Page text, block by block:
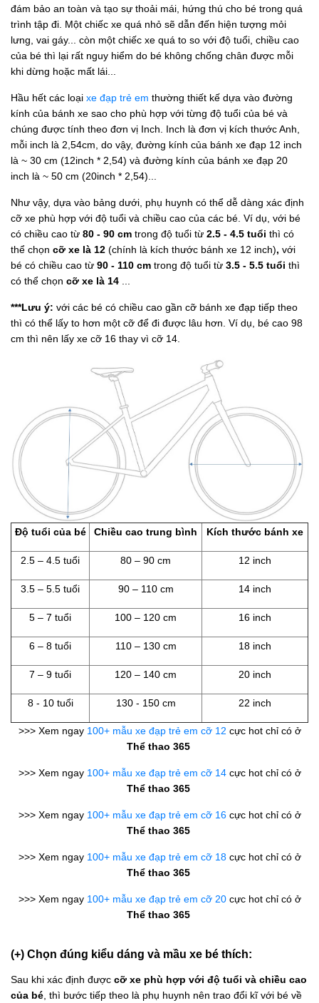
đám bảo an toàn và tạo sự thoải mái, hứng thú cho bé trong quá
trình tập đi. Một chiếc xe quá nhỏ sẽ dẫn đến hiện tượng mỏi
lưng, vai gáy... còn một chiếc xe quá to so với độ tuổi, chiều cao
của bé thì lại rất nguy hiểm do bé không chống chân được mỗi
khi dừng hoặc mất lái...
Hầu hết các loại xe đạp trẻ em thường thiết kế dựa vào đường
kính của bánh xe sao cho phù hợp với từng độ tuổi của bé và
chúng được tính theo đơn vị Inch. Inch là đơn vị kích thước Anh,
mỗi inch là 2,54cm, do vậy, đường kính của bánh xe đạp 12 inch
là ~ 30 cm (12inch * 2,54) và đường kính của bánh xe đạp 20
inch là ~ 50 cm (20inch * 2,54)...
Như vậy, dựa vào bảng dưới, phụ huynh có thể dễ dàng xác định
cỡ xe phù hợp với độ tuổi và chiều cao của các bé. Ví dụ, với bé
có chiều cao từ 80 - 90 cm trong độ tuổi từ 2.5 - 4.5 tuổi thì có
thể chọn cỡ xe là 12 (chính là kích thước bánh xe 12 inch), với
bé có chiều cao từ 90 - 110 cm trong độ tuổi từ 3.5 - 5.5 tuổi thì
có thể chọn cỡ xe là 14 ...
***Lưu ý: với các bé có chiều cao gần cỡ bánh xe đạp tiếp theo
thì có thể lấy to hơn một cỡ để đi được lâu hơn. Ví dụ, bé cao 98
cm thì nên lấy xe cỡ 16 thay vì cỡ 14.
Độ tuổi của bé Chiều cao trung bình Kích thước bánh xe
2.5 – 4.5 tuổi 80 – 90 cm 12 inch
3.5 – 5.5 tuổi 90 – 110 cm 14 inch
5 – 7 tuổi 100 – 120 cm 16 inch
6 – 8 tuổi 110 – 130 cm 18 inch
7 – 9 tuổi 120 – 140 cm 20 inch
8 - 10 tuổi 130 - 150 cm 22 inch
>>> Xem ngay 100+ mẫu xe đạp trẻ em cỡ 12 cực hot chỉ có ở
Thể thao 365
>>> Xem ngay 100+ mẫu xe đạp trẻ em cỡ 14cực hot chỉ có ở
Thể thao 365
>>> Xem ngay 100+ mẫu xe đạp trẻ em cỡ 16cực hot chỉ có ở
Thể thao 365
>>> Xem ngay 100+ mẫu xe đạp trẻ em cỡ 18cực hot chỉ có ở
Thể thao 365
>>> Xem ngay 100+ mẫu xe đạp trẻ em cỡ 20cực hot chỉ có ở
Thể thao 365
(+) Chọn đúng kiểu dáng và mầu xe bé thích:
Sau khi xác định được cỡ xe phù hợp với độ tuổi và chiều cao
của bé , thì bước tiếp theo là phụ huynh nên trao đổi kĩ với bé về